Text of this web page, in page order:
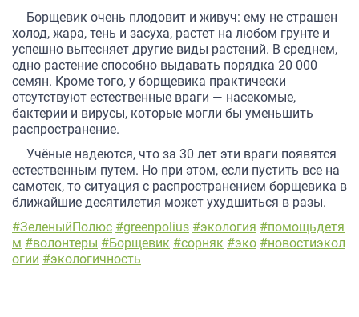
Борщевик очень плодовит и живуч: ему не страшен
холод, жара, тень и засуха, растет на любом грунте и
успешно вытесняет другие виды растений. В среднем,
одно растение способно выдавать порядка 20 000
семян. Кроме того, у борщевика практически
отсутствуют естественные враги — насекомые,
бактерии и вирусы, которые могли бы уменьшить
распространение.
Учёные надеются, что за 30 лет эти враги появятся
естественным путем. Но при этом, если пустить все на
самотек, то ситуация с распространением борщевика в
ближайшие десятилетия может ухудшиться в разы.
#ЗеленыйПолюс #greenpolius #экология #помощьдетя
м #волонтеры #Борщевик #сорняк #эко #новостиэкол
огии #экологичность